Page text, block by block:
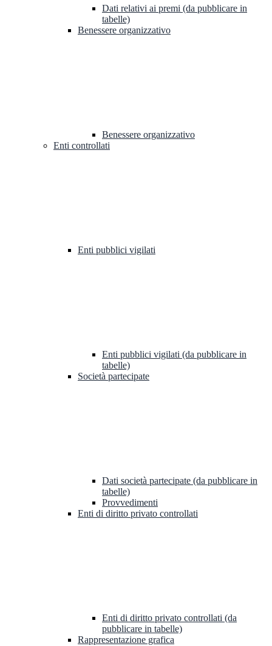
Dati relativi ai premi (da pubblicare in
tabelle)
Benessere organizzativo
Benessere organizzativo
Enti controllati
Enti pubblici vigilati
Enti pubblici vigilati (da pubblicare in
tabelle)
Società partecipate
Dati società partecipate (da pubblicare in
tabelle)
Provvedimenti
Enti di diritto privato controllati
Enti di diritto privato controllati (da
pubblicare in tabelle)
Rappresentazione grafica